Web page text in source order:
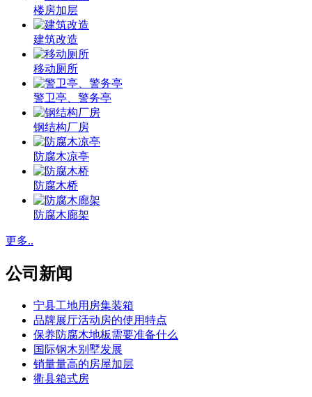
楼房加层
建筑改造
移动厕所
警卫亭、警务亭
钢结构厂房
防腐木凉亭
防腐木桥
防腐木廊架
更多..
公司新闻
宁县工地用房集装箱
品牌展厅活动房的使用特点
保养防腐木地板需要准备什么
国际钢木别墅发展
销量量高的房屋加层
衢县箱式房